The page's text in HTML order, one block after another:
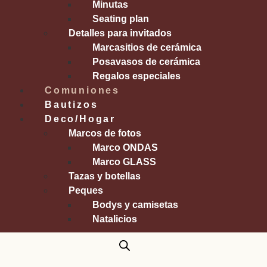
Minutas
Seating plan
Detalles para invitados
Marcasitios de cerámica
Posavasos de cerámica
Regalos especiales
Comuniones
Bautizos
Deco/Hogar
Marcos de fotos
Marco ONDAS
Marco GLASS
Tazas y botellas
Peques
Bodys y camisetas
Natalicios